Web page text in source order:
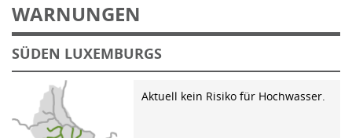
WARNUNGEN
SÜDEN LUXEMBURGS
Aktuell kein Risiko für Hochwasser.